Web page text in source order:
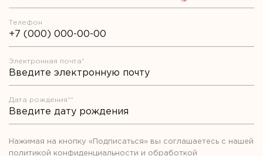
Телефон
Электронная почта*
Дата рождения**
Нажимая на кнопку «Подписаться» вы соглашаетесь с нашей
политикой конфиденциальности
и обработкой